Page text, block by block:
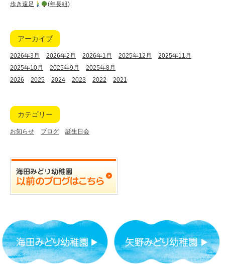
歩き遠足
(年長組)
アーカイブ
2026年3月 2026年2月 2026年1月 2025年12月
2025年11月
2025年10月
2025年9月
2025年8月
2026
2025 2024 2023 2022 2021
カテゴリー
お知らせ ブログ 誕生日会